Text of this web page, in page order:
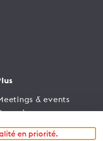
& events
en priorité.